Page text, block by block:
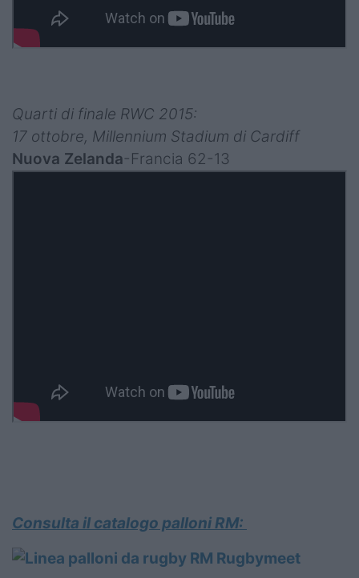
Quarti di finale RWC 2015:
17 ottobre, Millennium Stadium di Cardiff
Nuova Zelanda-Francia 62-13
Consulta il catalogo palloni RM: